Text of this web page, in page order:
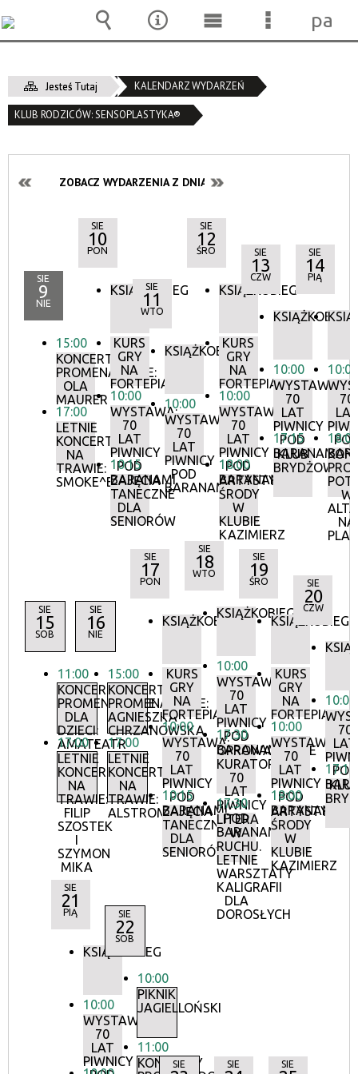
Jesteś Tutaj KALENDARZ WYDARZEŃ
KLUB RODZICÓW: SENSOPLASTYKA®
ZOBACZ WYDARZENIA Z DNIA:
SIE
9
NIE
15:00
KONCERTY
PROMENADOWE:
OLA
MAURER
17:00
LETNIE
KONCERTY
NA
TRAWIE:
SMOKE^BLUES
SIE
10
PON
KSIĄŻKOBIEG
KURS
GRY
NA
FORTEPIANIE
10:00
WYSTAWA:
70
LAT
PIWNICY
POD
BARANAMI
10:15
ZAJĘCIA
TANECZNE
DLA
SENIORÓW
SIE
11
WTO
KSIĄŻKOBIEG
10:00
WYSTAWA:
70
LAT
PIWNICY
POD
BARANAMI
SIE
12
ŚRO
KSIĄŻKOBIEG
KURS
GRY
NA
FORTEPIANIE
10:00
WYSTAWA:
70
LAT
PIWNICY
POD
BARANAMI
18:00
ARTYSTYCZNE
ŚRODY
W
KLUBIE
KAZIMIERZ
SIE
13
CZW
KSIĄŻKOBIEG
10:00
WYSTAWA:
70
LAT
PIWNICY
POD
BARANAMI
17:15
KLUB
BRYDŻOWY
SIE
14
PIĄ
10:00
70
LAT
18:00
W
NA
SIE
15
SOB
11:00
KONCERTY
PROMENADOWE
DLA
DZIECI:
AMATEATR
17:00
LETNIE
KONCERTY
NA
TRAWIE:
FILIP
SZOSTEK
I
SZYMON
MIKA
SIE
16
NIE
15:00
KONCERTY
PROMENADOWE:
AGNIESZKA
CHRZANOWSKA
17:00
LETNIE
KONCERTY
NA
TRAWIE:
ALSTROMERIE
SIE
17
PON
KSIĄŻKOBIEG
KURS
GRY
NA
FORTEPIANIE
10:00
WYSTAWA:
70
LAT
PIWNICY
POD
BARANAMI
10:15
ZAJĘCIA
TANECZNE
DLA
SENIORÓW
SIE
18
WTO
KSIĄŻKOBIEG
10:00
WYSTAWA:
70
LAT
PIWNICY
POD
BARANAMI
17:30
OPROWADZANIE
KURATORSKIE:
70
LAT
PIWNICY
POD
BARANAMI
17:30
LITERA
W
RUCHU.
LETNIE
WARSZTATY
KALIGRAFII
DLA
DOROSŁYCH
SIE
19
ŚRO
KSIĄŻKOBIEG
KURS
GRY
NA
FORTEPIANIE
10:00
WYSTAWA:
70
LAT
PIWNICY
POD
BARANAMI
18:00
ŚRODY
W
KLUBIE
KAZIMIERZ
SIE
20
CZW
10:00
70
LAT
POD
17:15
SIE
21
PIĄ
KSIĄŻKOBIEG
10:00
WYSTAWA:
70
LAT
PIWNICY
SIE
22
SOB
10:00
PIKNIK
JAGIELLOŃSKI
11:00
KONCERTY
SIE SIE SIE
Wyszukiwarka
Narzędzia
MenuMenu